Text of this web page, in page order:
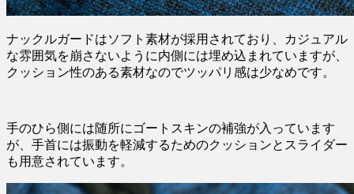
ナックルガードはソフト素材が採用されており、カジュアル
な雰囲気を崩さないように内側には埋め込まれていますが、
クッション性のある素材なのでツッパリ感は少なめです。
手のひら側には随所にゴートスキンの補強が入っています
が、手首には振動を軽減するためのクッションとスライダー
も用意されています。